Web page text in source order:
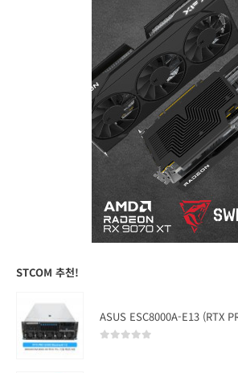
STCOM 추천!
ASUS ESC8000A-E13 (RTX